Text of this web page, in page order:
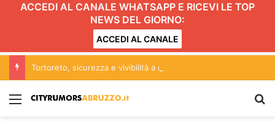
ACCEDI AL CANALE WHATSAPP E RICEVI LE TOP
NEWS DEL GIORNO:
ACCEDI AL CANALE
Menu